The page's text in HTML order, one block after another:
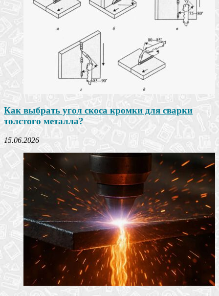
Как выбрать угол скоса кромки для сварки
толстого металла?
15.06.2026